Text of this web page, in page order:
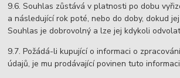
9.6. Souhlas zůstává v platnosti po dobu
a následující rok poté, nebo do doby, dokud
Souhlas je dobrovolný a lze jej kdykoli
9.7. Požádá-li kupující o informaci o
údajů, je mu prodávající povinen tuto